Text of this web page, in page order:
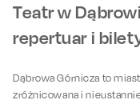
Teatr w
repertuar i
Dąbrowa Górnicza to
zróżnicowana i